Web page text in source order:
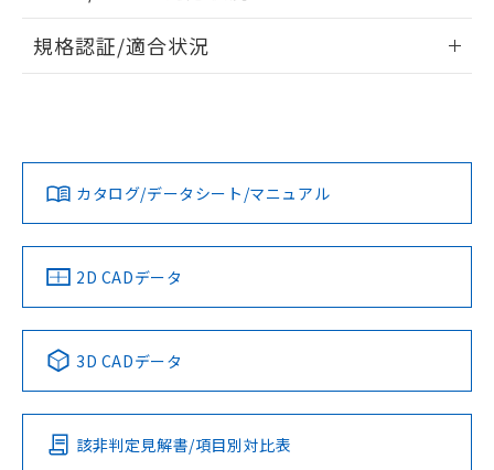
ログイン/会員登録
ダウンロードデータをご利用いただく前に、以下を必ずお読
みください。
ソフトウェアの使用条件
EU RoHS 注意事項・凡例
対応済み
中国 RoHS 注意事項・凡例
Pb Hg Cd Cr(VI)
O
規格認証/適合状況
LR型式承認
（イギリス
船舶規格）
DNV型式承認
（ノルウェー
BV型式承認
（フランス
KR型式
（韓国
No No No No
この製品の規格認証/適合状況ページへ
その他の認証はこちらのページからご検索ください
カタログ/データシート/マニュアル
2D CADデータ
3D CADデータ
該非判定見解書/項目別対比表